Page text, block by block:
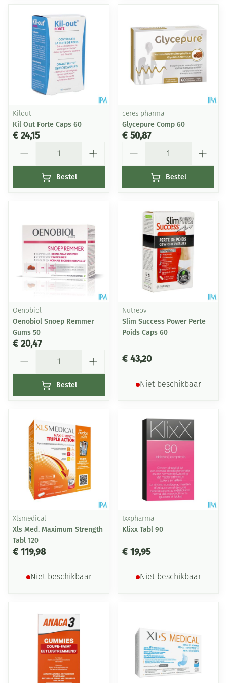
Kilout
Kil Out Forte Caps 60
€ 24,15
Bestel
ceres pharma
Glycepure Comp 60
€ 50,87
Bestel
Oenobiol
Oenobiol Snoep Remmer
Gums 50
€ 20,47
Bestel
Nutreov
Slim Success Power Perte
Poids Caps 60
€ 43,20
Niet beschikbaar
Xlsmedical
Xls Med. Maximum Strength
Tabl 120
€ 119,98
Niet beschikbaar
Ixxpharma
Klixx Tabl 90
€ 19,95
Niet beschikbaar